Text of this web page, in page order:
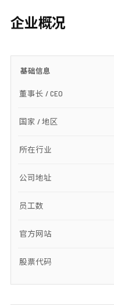
企业概况
基础信息
董事长 / CEO
国家 / 地区
所在行业
公司地址
员工数
官方网站
股票代码